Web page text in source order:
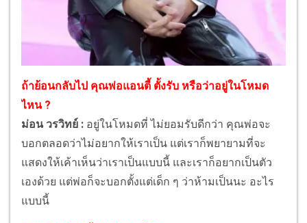
ถ้าย้อนกลับไป คุณพ่อแอนตี้ ตั้งรับ หรือว่าอยู่ในโหมด
ไหน ?
ม่อน วรวิทย์ : อยู่ในโหมดที่ ไม่ยอมรับดีกว่า คุณพ่อจะ
บอกตลอดว่าไม่อยากให้เราเป็น แต่เราก็พยายามที่จะ
แสดงให้เค้าเห็นว่าเราเป็นแบบนี้ และเราก็อยากเป็นตัว
เองด้วย แต่พ่อก็จะบอกตั้งแต่เด็ก ๆ ว่าห้ามเป็นนะ อะไร
แบบนี้